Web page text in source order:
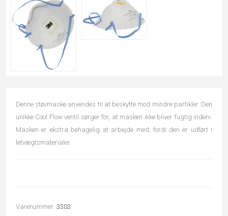
Denne støvmaske anvendes til at beskytte mod mindre partikler. Den
unikke Cool Flow ventil sørger for, at masken ikke bliver fugtig indeni.
Masken er ekstra behagelig at arbejde med, fordi den er udført i
letvægtsmaterialer.
Varenummer: 3303